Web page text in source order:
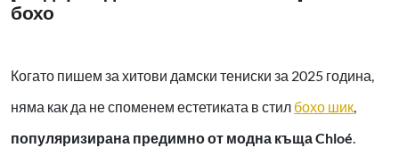
бохо
Когато пишем за хитови дамски тениски за 2025 година,
няма как да не споменем естетиката в стил бохо шик,
популяризирана предимно от модна къща Chloé.